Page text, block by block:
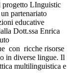
progetto LInguistic
partenariato
educative
Dott.ssa Enrica
con ricche risorse
in diverse lingue. Il
multilinguistica e